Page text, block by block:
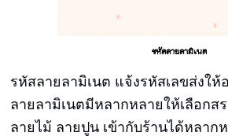
รหัสลายลามิเนต
รหัสลายลามิเนต แจ้งรหัสเลขส่งให้
ลายลามิเนตมีหลากหลายให้เลือกส
ลายไม้ ลายปูน เข้ากับร้านได้หลาก